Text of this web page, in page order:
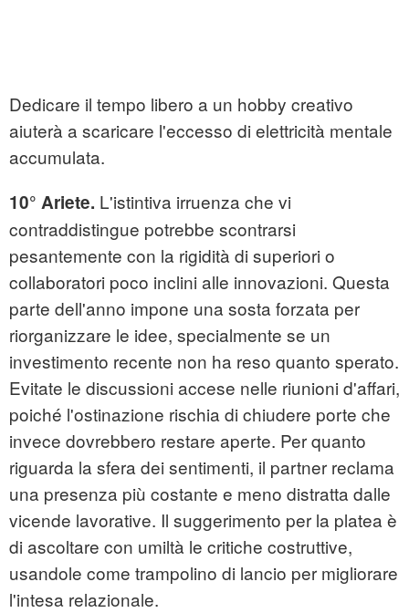
Dedicare il tempo libero a un hobby creativo
aiuterà a scaricare l'eccesso di elettricità mentale
accumulata.
10° Ariete. L'istintiva irruenza che vi
contraddistingue potrebbe scontrarsi
pesantemente con la rigidità di superiori o
collaboratori poco inclini alle innovazioni. Questa
parte dell'anno impone una sosta forzata per
riorganizzare le idee, specialmente se un
investimento recente non ha reso quanto sperato.
Evitate le discussioni accese nelle riunioni d'affari,
poiché l'ostinazione rischia di chiudere porte che
invece dovrebbero restare aperte. Per quanto
riguarda la sfera dei sentimenti, il partner reclama
una presenza più costante e meno distratta dalle
vicende lavorative. Il suggerimento per la platea è
di ascoltare con umiltà le critiche costruttive,
usandole come trampolino di lancio per migliorare
l'intesa relazionale.